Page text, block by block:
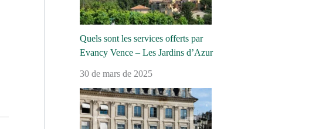
Quels sont les services offerts par
Evancy Vence – Les Jardins d’Azur
30 de mars de 2025